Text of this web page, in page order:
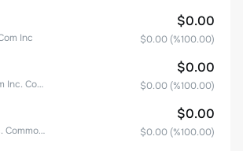
Inc
$0.00
$0.00 (%100.00)
Broadcom Inc. Common Stock
$0.00
$0.00 (%100.00)
Tesla, Inc. Common Stock
$0.00
$0.00 (%100.00)